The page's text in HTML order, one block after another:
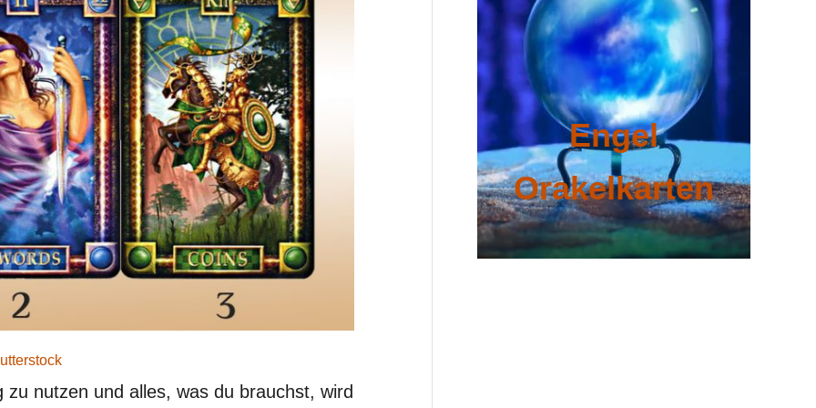
nutzen und alles, was du brauchst, wird
Engel
Orakelkarten